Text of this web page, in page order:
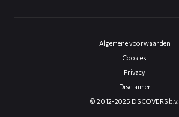
Algemene voorwaarden
Cookies
Privacy
Disclaimer
© 2012-2025 DS COVERS b.v.